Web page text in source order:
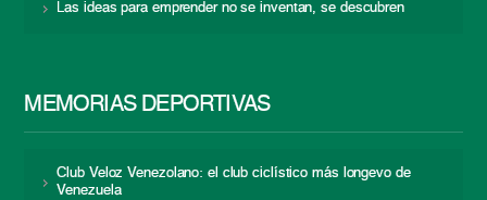
Las ideas para emprender no se inventan, se descubren
MEMORIAS DEPORTIVAS
Club Veloz Venezolano: el club ciclístico más longevo de
Venezuela